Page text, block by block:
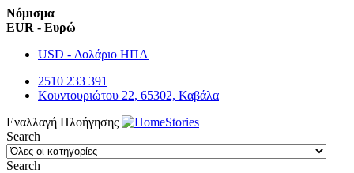
Νόμισμα
EUR - Ευρώ
USD - Δολάριο ΗΠΑ
2510 233 391
Κουντουριώτου 22, 65302, Καβάλα
Εναλλαγή Πλοήγησης
Search
Search